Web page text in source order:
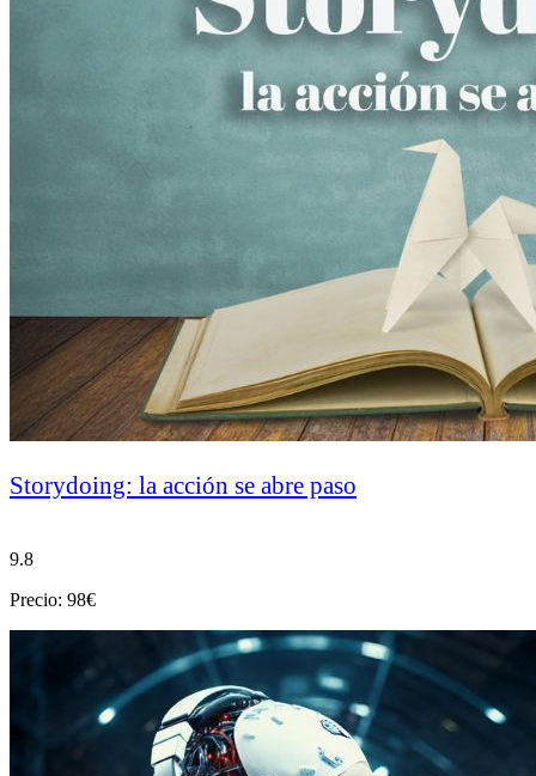
Storydoing: la acción se abre paso
9.8
Precio: 98€